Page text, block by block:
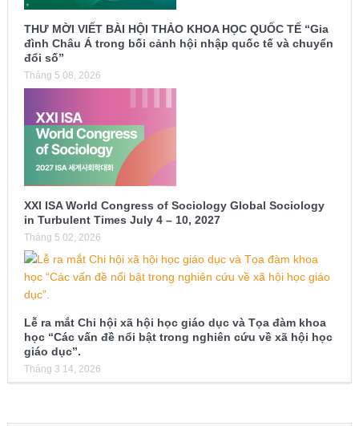
THƯ MỜI VIẾT BÀI HỘI THẢO KHOA HỌC QUỐC TẾ “Gia
đình Châu Á trong bối cảnh hội nhập quốc tế và chuyển
đổi số”
Tháng 5 08, 2026
XXI ISA World Congress of Sociology Global Sociology
in Turbulent Times July 4 – 10, 2027
Tháng 5 02, 2026
Lễ ra mắt Chi hội xã hội học giáo dục và Tọa đàm khoa
học “Các vấn đề nổi bật trong nghiên cứu về xã hội học
giáo dục”.
Tháng 3 14, 2026